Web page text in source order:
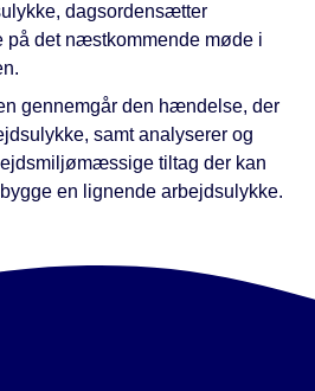
dagsordensætter
på det næstkommende møde i
gennemgår den hændelse, der
samt analyserer og
tiltag der kan
en lignende arbejdsulykke.